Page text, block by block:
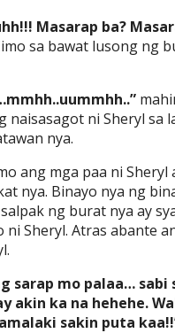
Masarap ba?
sa bawat lusong ng
naisasagot ni Sheryl sa
nya.
ang mga paa ni Sheryl
nya. Binayo nya ng
ng burat nya ay
ni Sheryl. Atras abante
sarap mo palaa… sabi
akin ka na hehehe.
sakin puta